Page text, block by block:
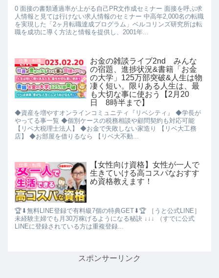
0 面接の書類通過率が上がる自己PR文作成セミナー 面接を呼ぶ求
人情報と見ては行けない求人情報のセミナー 中高年2,000名の転職
を実現した「2ヶ月転職達成プログラム」ベルコリンズ研究所は転
職を成功に導く方法と情報を提供し、2001年...
仕事・転職
お金の雑談ライブ2nd みんな
の宿題、進捗状況&書籍「お金
の大学」125万部突破&人生は物
凄く短い。限りある人生は、最
も大切な事に使おう【2月20
日 8時半まで】
◆資産を増やすオンラインコミュニティ『リベシティ』 ◆学長が
やってる事一覧 ◆個別ケースの税務相談や顧問契約も対応可能
【リベ大税理士法人】 ◆お金で失敗しない家造り 【リベ大工務
店】 ◆お部屋を借りるなら 【リベ大不動...
仕事・転職
【女性向け資格】女性が一人で
生きていける高コスパなおすす
め資格教えます！
🏆⬇無料LINE登録で有料級7個の特典GET⬇🏆 ［うと公式LINE］
未経験主婦でも月30万稼げるようになる秘訣 ↓↓↓ （すでに公式
LINEに登録されている方は重複登録...
スポンサーリンク